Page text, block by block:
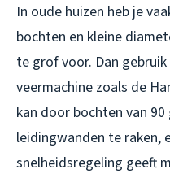
In oude huizen heb je
bochten en kleine
te grof voor. Dan
veermachine zoals de
kan door bochten van
leidingwanden te raken,
snelheidsregeling geeft